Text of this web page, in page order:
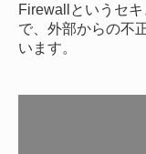
Firewallというセ
で、外部からの不
います。